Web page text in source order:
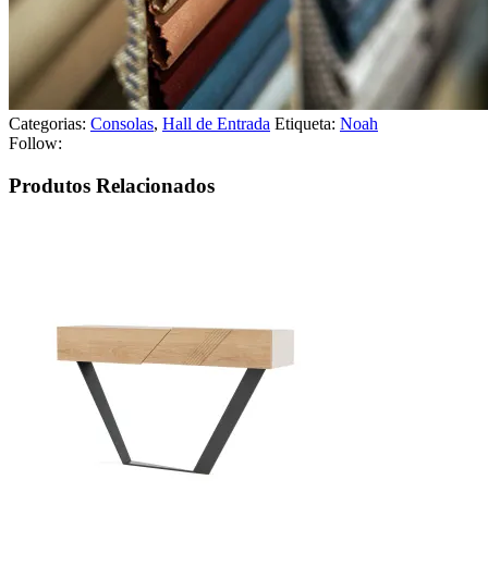
Categorias: Consolas, Hall de Entrada Etiqueta: Noah
Follow:
Produtos Relacionados